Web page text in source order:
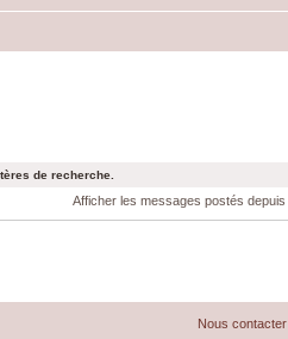
de recherche.
Afficher les messages postés depuis
Nous contacter